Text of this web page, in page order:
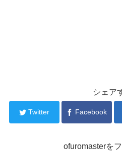
シェア
Twitter Facebook
ofuromasterを